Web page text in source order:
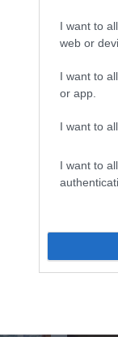
I want to
web or
I want to
or app.
I want to
I want to
is megnézték...